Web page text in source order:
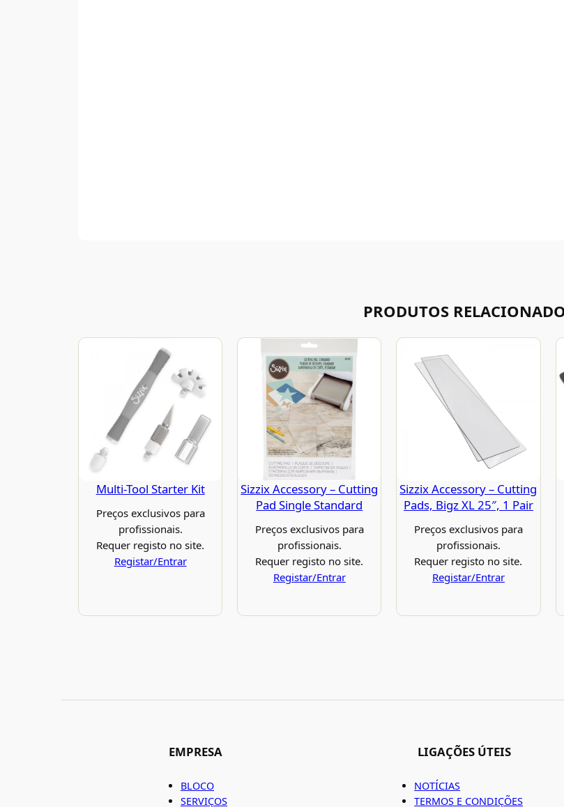
PRODUTOS
Multi-Tool Starter Kit
Preços exclusivos para
profissionais.
Requer registo no site.
Registar/Entrar
Sizzix Accessory – Cutting
Pad Single Standard
Preços exclusivos para
profissionais.
Requer registo no site.
Registar/Entrar
Sizzix Accessory – Cutting
Pads, Bigz XL 25″, 1 Pair
Preços exclusivos para
profissionais.
Requer registo no site.
Registar/Entrar
EMPRESA
BLOCO
SERVIÇOS
LIGAÇÕES ÚTEIS
NOTÍCIAS
TERMOS E CONDIÇÕES